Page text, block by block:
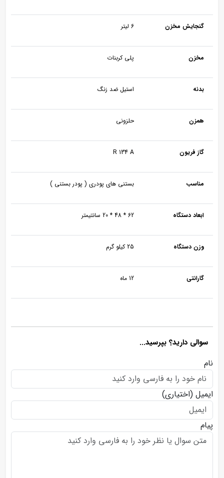
گنجایش مخزن 6 لیتر
مخزن پلی کربنات
بدنه استیل ضد زنگ
همزن حلزونی
گاز فریون R 134 A
مناسب بستنی های پودری ( پودر بستنی )
ابعاد دستگاه 62 * 48 * 20 سانتیمتر
وزن دستگاه 25 کیلو گرم
گارانتی 12 ماه
سوالی دارید؟ بپرسید...
نام
ایمیل (اختیاری)
پیام